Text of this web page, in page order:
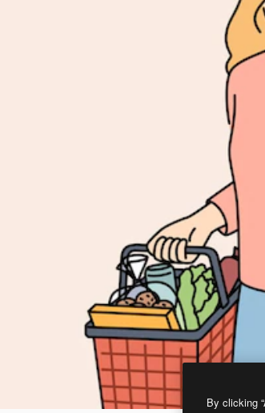
By clicking